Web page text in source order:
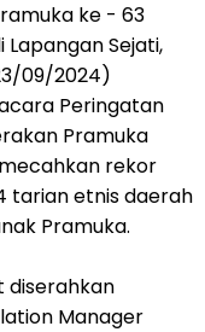
ke - 63
Sejati,
09/2024)
Peringatan
Pramuka
rekor
tarian etnis daerah
Pramuka.
diserahkan
Manager